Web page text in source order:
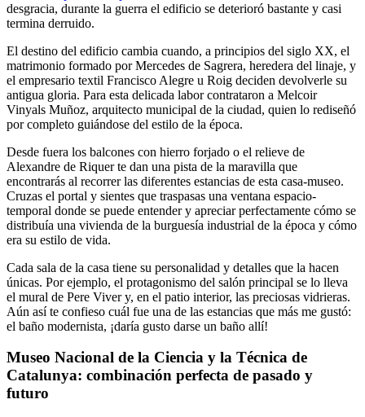
desgracia, durante la guerra el edificio se deterioró bastante y casi
termina derruido.
El destino del edificio cambia cuando, a principios del siglo XX, el
matrimonio formado por Mercedes de Sagrera, heredera del linaje, y
el empresario textil Francisco Alegre u Roig deciden devolverle su
antigua gloria. Para esta delicada labor contrataron a Melcoir
Vinyals Muñoz, arquitecto municipal de la ciudad, quien lo rediseñó
por completo guiándose del estilo de la época.
Desde fuera los balcones con hierro forjado o el relieve de
Alexandre de Riquer te dan una pista de la maravilla que
encontrarás al recorrer las diferentes estancias de esta casa-museo.
Cruzas el portal y sientes que traspasas una ventana espacio-
temporal donde se puede entender y apreciar perfectamente cómo se
distribuía una vivienda de la burguesía industrial de la época y cómo
era su estilo de vida.
Cada sala de la casa tiene su personalidad y detalles que la hacen
únicas. Por ejemplo, el protagonismo del salón principal se lo lleva
el mural de Pere Viver y, en el patio interior, las preciosas vidrieras.
Aún así te confieso cuál fue una de las estancias que más me gustó:
el baño modernista, ¡daría gusto darse un baño allí!
Museo Nacional de la Ciencia y la Técnica de
Catalunya: combinación perfecta de pasado y
futuro